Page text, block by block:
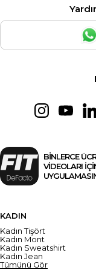
BİNLERCE
VİDEOLARI
KADIN
Kadın Tişört
Kadın Mont
Kadın Sweatshirt
Kadın Jean
Tümünü Gör